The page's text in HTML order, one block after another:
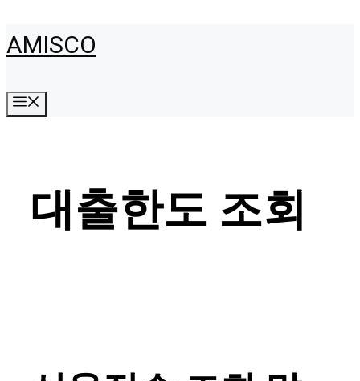
Skip
to
content
AMISCO
대출한도 조회